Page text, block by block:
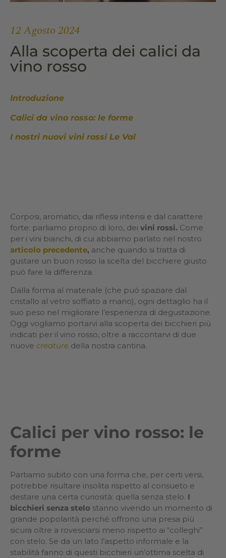
12 Agosto 2024
Alla scoperta dei calici da
vino rosso
Introduzione
Calici da vino rosso: le forme
I nostri nuovi vini rossi Le Val
Corposi, aromatici, dai riflessi intensi e dal carattere
forte: parliamo proprio di loro, dei vini rossi. Come
per i vini bianchi, di cui abbiamo parlato nel nostro
articolo precedente, anche quando si tratta di
gustare un buon rosso la scelta del bicchiere giusto
può fare la differenza.
Dalla forma al materiale (che può spaziare dal
cristallo al vetro soffiato a mano), ogni dettaglio ha il
suo peso nel migliorare l’esperienza di degustazione.
Oggi vogliamo portarvi alla scoperta dei bicchieri più
indicati per il vino rosso, oltre a raccontarvi di due
nuove creature della nostra cantina.
Calici per vino rosso: le
forme
Partiamo subito con una forma che, per certi versi,
potrebbe risultare insolita rispetto al consueto e
destare una certa curiosità: quella senza stelo. I
bicchieri senza stelo stanno vivendo un momento di
grande popolarità perché offrono una presa più
sicura oltre a rovesciarsi meno rispetto ai “colleghi”
con stelo. Se da un lato l’aspetto informale e la
stabilità fanno di questi bicchieri un’ottima scelta di